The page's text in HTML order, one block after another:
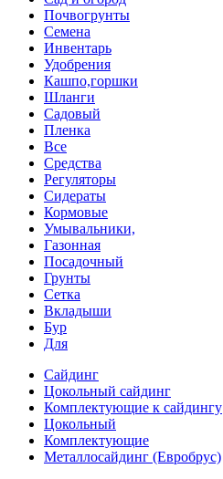
Почвогрунты
Семена
Инвентарь
Удобрения
Кашпо,горшки
Шланги
Садовый
Пленка
Все
Средства
Регуляторы
Сидераты
Кормовые
Умывальники,
Газонная
Посадочный
Грунты
Сетка
Вкладыши
Бур
Для
Сайдинг
Цокольный сайдинг
Комплектующие к сайдингу
Цокольный
Комплектующие
Металлосайдинг (Евробрус)